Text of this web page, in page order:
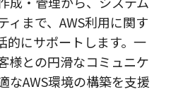
ィまで、AWS利用に関す
的にサポートします。一
様との円滑なコミュニケ
なAWS環境の構築を支援